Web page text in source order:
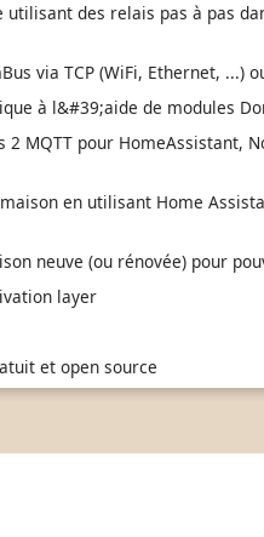
des relais pas à pas
via TCP (WiFi, Ethernet, ...)
à l&#39;aide de modules
MQTT pour HomeAssistant,
en utilisant Home
neuve (ou rénovée) pour
layer
et open source